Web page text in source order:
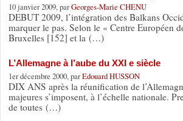
10 janvier 2009, parGeorges-Marie CHENU
DEBUT 2009, l’intégration des Balkans
marquer le pas. Selon le « Centre Européen
Bruxelles [152] et la (…)
L’Allemagne à l’aube du XXI e siècle
1er décembre 2000, parEdouard HUSSON
DIX ANS après la réunification de
majeures s’imposent, à l’échelle nationale.
de toutes (…)